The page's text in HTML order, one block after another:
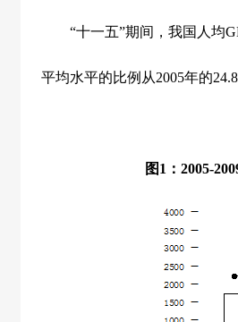
“十一五”期间，我国人均
平均水平的比例从2005年的
图1 ： 2005-